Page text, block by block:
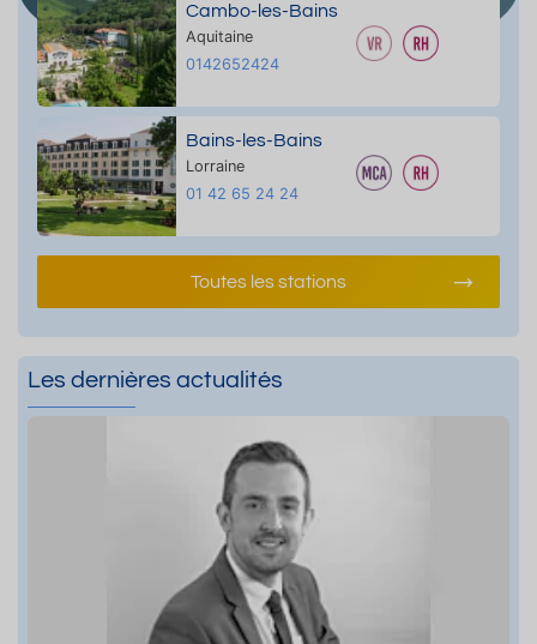
Cambo-les-Bains
Aquitaine
0142652424
Bains-les-Bains
Lorraine
01 42 65 24 24
Toutes les stations
Les dernières actualités